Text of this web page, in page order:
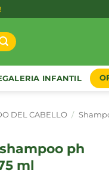
INFANTIL
DEL CABELLO /
ml